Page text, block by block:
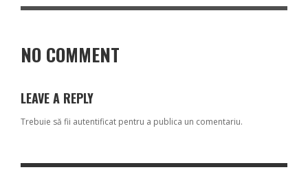
NO COMMENT
LEAVE A REPLY
Trebuie să fii autentificat pentru a publica un comentariu.